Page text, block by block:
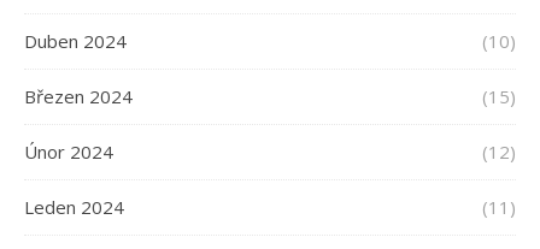
Duben 2024 (10)
Březen 2024 (15)
Únor 2024 (12)
Leden 2024 (11)